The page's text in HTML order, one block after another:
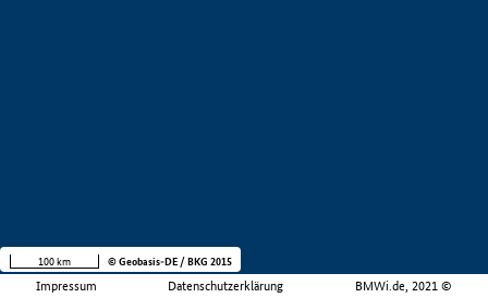
Impressum Datenschutzerklärung BMWi.de, 2021 ©
100 km © Geobasis-DE / BKG 2015